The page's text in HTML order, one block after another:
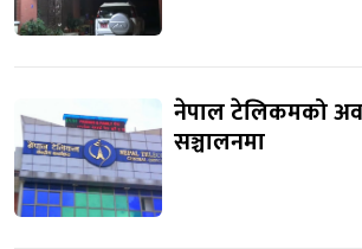
नेपाल टेलिकमको
सञ्चालनमा